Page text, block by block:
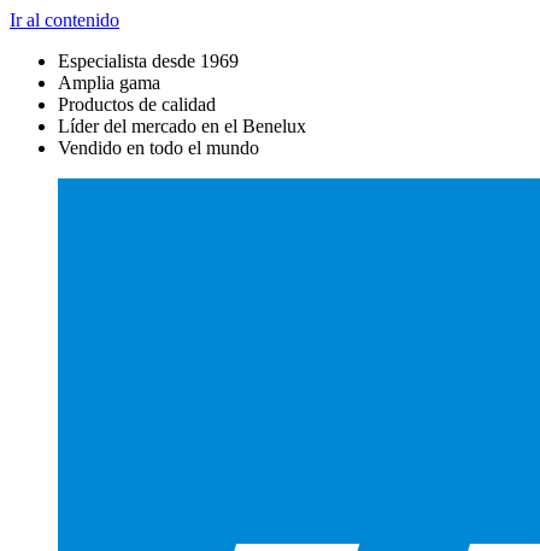
Ir al contenido
Especialista desde 1969
Amplia gama
Productos de calidad
Líder del mercado en el Benelux
Vendido en todo el mundo